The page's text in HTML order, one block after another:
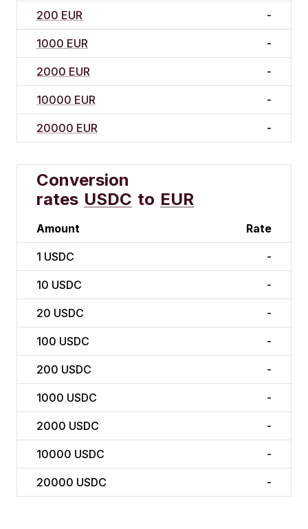
200 EUR -
1000 EUR -
2000 EUR -
10000 EUR -
20000 EUR -
Conversion
rates USDC to EUR
Amount Rate
1 USDC -
10 USDC -
20 USDC -
100 USDC -
200 USDC -
1000 USDC -
2000 USDC -
10000 USDC -
20000 USDC -